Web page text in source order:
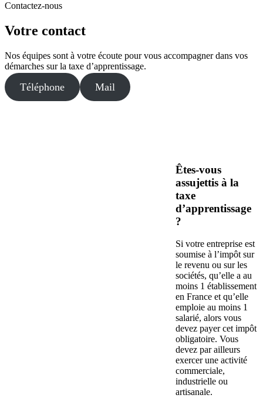
Contactez-nous
Votre contact
Nos équipes sont à votre écoute pour vous accompagner dans vos
démarches sur la taxe d’apprentissage.
Téléphone Mail
Êtes-vous
assujettis à la
taxe
d’apprentissage
?
Si votre entreprise est
soumise à l’impôt sur
le revenu ou sur les
sociétés, qu’elle a au
moins 1 établissement
en France et qu’elle
emploie au moins 1
salarié, alors vous
devez payer cet impôt
obligatoire. Vous
devez par ailleurs
exercer une activité
commerciale,
industrielle ou
artisanale.